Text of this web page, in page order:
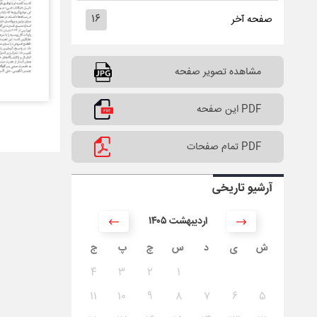
صفحه آخر ۱۶
مشاهده تصویر صفحه
PDF این صفحه
PDF تمام صفحات
آرشیو تاریخی
۱۴۰۵ اردیبهشت
ش
ی د س چ پ ج
۱ ۲ ۳
۴
۵
۶ ۷ ۸ ۹ ۱۰
۱۱